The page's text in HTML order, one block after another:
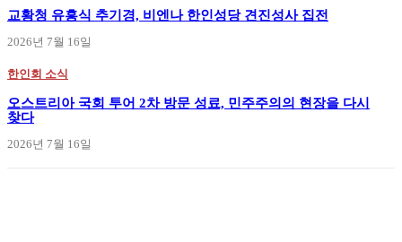
교황청 유흥식 추기경, 비엔나 한인성당 견진성사 집전
2026년 7월 16일
한인회 소식
오스트리아 국회 투어 2차 방문 성료, 민주주의의 현장을 다시
찾다
2026년 7월 16일